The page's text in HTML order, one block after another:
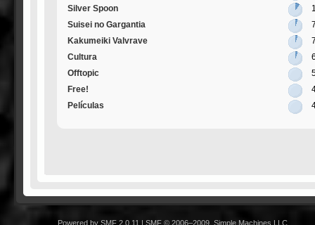
Silver Spoon
Suisei no Gargantia
Kakumeiki Valvrave
Cultura
Offtopic
Free!
Películas
Powered by SMF 2.0.11
SMF © 2006–2009, Simple Machines LLC